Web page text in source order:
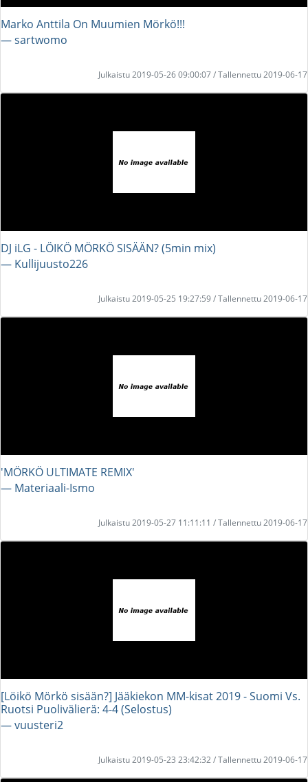
Marko Anttila On Muumien Mörkö!!!
― sartwomo
Julkaistu 2019-05-26 09:00:07 / Tallennettu 2019-06-17
DJ iLG - LÖIKÖ MÖRKÖ SISÄÄN? (5min mix)
― Kullijuusto226
Julkaistu 2019-05-25 19:27:59 / Tallennettu 2019-06-17
'MÖRKÖ ULTIMATE REMIX'
― Materiaali-Ismo
Julkaistu 2019-05-27 11:11:11 / Tallennettu 2019-06-17
[Löikö Mörkö sisään?] Jääkiekon MM-kisat 2019 - Suomi Vs.
Ruotsi Puolivälierä: 4-4 (Selostus)
― vuusteri2
Julkaistu 2019-05-23 23:42:32 / Tallennettu 2019-06-17